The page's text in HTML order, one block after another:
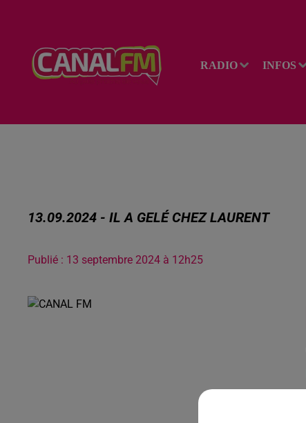
RADIO INFOS
13.09.2024 - IL A GELÉ CHEZ LAURENT
Publié : 13 septembre 2024 à 12h25